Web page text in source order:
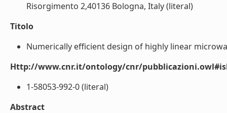
Risorgimento 2,40136 Bologna, Italy (literal)
Titolo
Numerically efficient design of highly linear
Http://www.cnr.it/ontology/cnr/
1-58053-992-0 (literal)
Abstract